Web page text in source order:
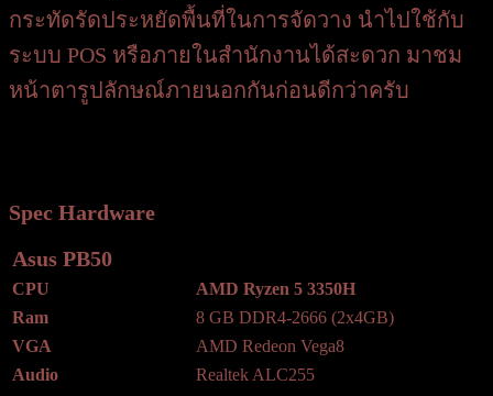
กระทัดรัดประหยัดพื้นที่ในการจัดวาง นำไปใช้กับ
ระบบ POS หรือภายในสำนักงานได้สะดวก มาชม
หน้าตารูปลักษณ์ภายนอกกันก่อนดีกว่าครับ
Spec Hardware
Asus PB50
CPU
AMD Ryzen 5 3350H
Ram
8 GB DDR4-2666 (2x4GB)
VGA
AMD Redeon Vega8
Audio
Realtek ALC255